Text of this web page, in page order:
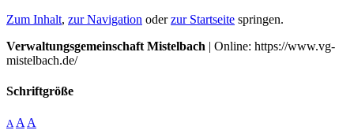
Zum Inhalt, zur Navigation oderzur Startseite springen.
Verwaltungsgemeinschaft Mistelbach | Online: https://www.vg-
mistelbach.de/
Schriftgröße
A A A